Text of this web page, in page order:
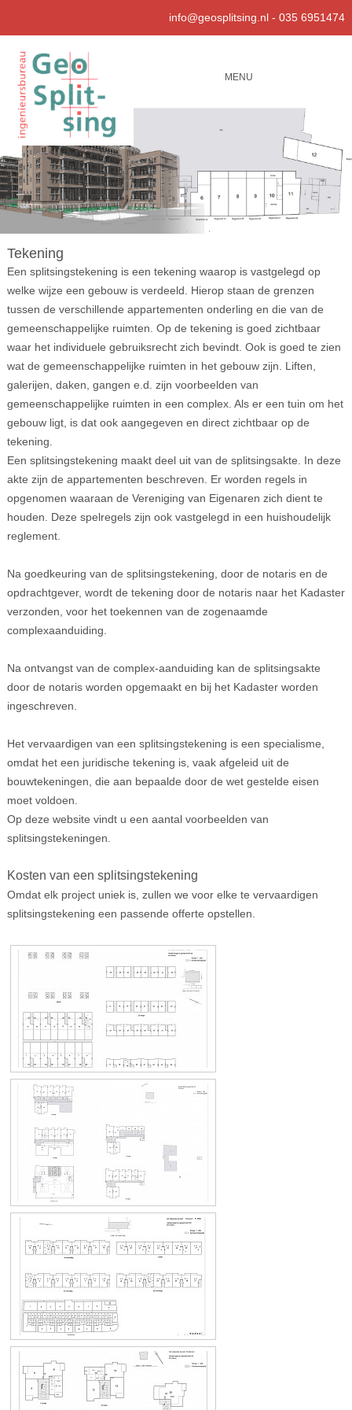
info@geosplitsing.nl -035 6951474
MENU
Tekening
Een splitsingstekening is een tekening waarop is vastgelegd op
welke wijze een gebouw is verdeeld. Hierop staan de grenzen
tussen de verschillende appartementen onderling en die van de
gemeenschappelijke ruimten. Op de tekening is goed zichtbaar
waar het individuele gebruiksrecht zich bevindt. Ook is goed te zien
wat de gemeenschappelijke ruimten in het gebouw zijn. Liften,
galerijen, daken, gangen e.d. zijn voorbeelden van
gemeenschappelijke ruimten in een complex. Als er een tuin om het
gebouw ligt, is dat ook aangegeven en direct zichtbaar op de
tekening.
Een splitsingstekening maakt deel uit van de splitsingsakte. In deze
akte zijn de appartementen beschreven. Er worden regels in
opgenomen waaraan de Vereniging van Eigenaren zich dient te
houden. Deze spelregels zijn ook vastgelegd in een huishoudelijk
reglement.
Na goedkeuring van de splitsingstekening, door de notaris en de
opdrachtgever, wordt de tekening door de notaris naar het Kadaster
verzonden, voor het toekennen van de zogenaamde
complexaanduiding.
Na ontvangst van de complex-aanduiding kan de splitsingsakte
door de notaris worden opgemaakt en bij het Kadaster worden
ingeschreven.
Het vervaardigen van een splitsingstekening is een specialisme,
omdat het een juridische tekening is, vaak afgeleid uit de
bouwtekeningen, die aan bepaalde door de wet gestelde eisen
moet voldoen.
Op deze website vindt u een aantal voorbeelden van
splitsingstekeningen.
Kosten van een splitsingstekening
Omdat elk project uniek is, zullen we voor elke te vervaardigen
splitsingstekening een passende offerte opstellen.